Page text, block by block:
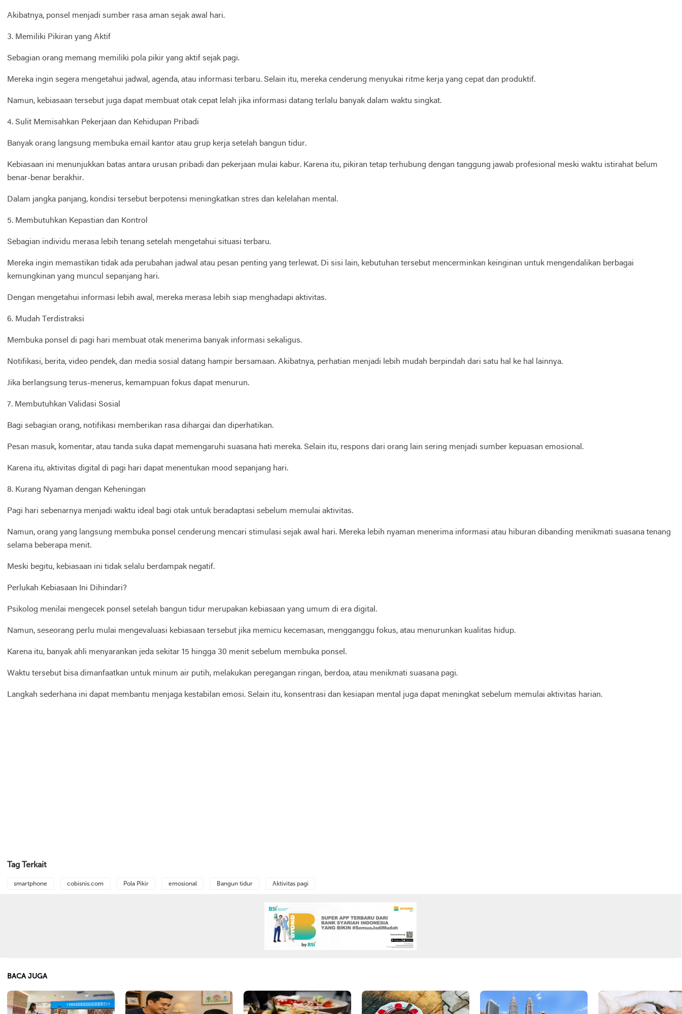
Akibatnya, ponsel menjadi sumber rasa aman sejak awal hari.
3. Memiliki Pikiran yang Aktif
Sebagian orang memang memiliki pola pikir yang aktif sejak pagi.
Mereka ingin segera mengetahui jadwal, agenda, atau informasi terbaru. Selain itu, mereka cenderung menyukai ritme kerja yang cepat dan produktif.
Namun, kebiasaan tersebut juga dapat membuat otak cepat lelah jika informasi datang terlalu banyak dalam waktu singkat.
4. Sulit Memisahkan Pekerjaan dan Kehidupan Pribadi
Banyak orang langsung membuka email kantor atau grup kerja setelah bangun tidur.
Kebiasaan ini menunjukkan batas antara urusan pribadi dan pekerjaan mulai kabur. Karena itu, pikiran tetap terhubung dengan tanggung jawab profesional meski waktu istirahat belum
benar-benar berakhir.
Dalam jangka panjang, kondisi tersebut berpotensi meningkatkan stres dan kelelahan mental.
5. Membutuhkan Kepastian dan Kontrol
Sebagian individu merasa lebih tenang setelah mengetahui situasi terbaru.
Mereka ingin memastikan tidak ada perubahan jadwal atau pesan penting yang terlewat. Di sisi lain, kebutuhan tersebut mencerminkan keinginan untuk mengendalikan berbagai
kemungkinan yang muncul sepanjang hari.
Dengan mengetahui informasi lebih awal, mereka merasa lebih siap menghadapi aktivitas.
6. Mudah Terdistraksi
Membuka ponsel di pagi hari membuat otak menerima banyak informasi sekaligus.
Notifikasi, berita, video pendek, dan media sosial datang hampir bersamaan. Akibatnya, perhatian menjadi lebih mudah berpindah dari satu hal ke hal lainnya.
Jika berlangsung terus-menerus, kemampuan fokus dapat menurun.
7. Membutuhkan Validasi Sosial
Bagi sebagian orang, notifikasi memberikan rasa dihargai dan diperhatikan.
Pesan masuk, komentar, atau tanda suka dapat memengaruhi suasana hati mereka. Selain itu, respons dari orang lain sering menjadi sumber kepuasan emosional.
Karena itu, aktivitas digital di pagi hari dapat menentukan mood sepanjang hari.
8. Kurang Nyaman dengan Keheningan
Pagi hari sebenarnya menjadi waktu ideal bagi otak untuk beradaptasi sebelum memulai aktivitas.
Namun, orang yang langsung membuka ponsel cenderung mencari stimulasi sejak awal hari. Mereka lebih nyaman menerima informasi atau hiburan dibanding menikmati suasana tenang
selama beberapa menit.
Meski begitu, kebiasaan ini tidak selalu berdampak negatif.
Perlukah Kebiasaan Ini Dihindari?
Psikolog menilai mengecek ponsel setelah bangun tidur merupakan kebiasaan yang umum di era digital.
Namun, seseorang perlu mulai mengevaluasi kebiasaan tersebut jika memicu kecemasan, mengganggu fokus, atau menurunkan kualitas hidup.
Karena itu, banyak ahli menyarankan jeda sekitar 15 hingga 30 menit sebelum membuka ponsel.
Waktu tersebut bisa dimanfaatkan untuk minum air putih, melakukan peregangan ringan, berdoa, atau menikmati suasana pagi.
Langkah sederhana ini dapat membantu menjaga kestabilan emosi. Selain itu, konsentrasi dan kesiapan mental juga dapat meningkat sebelum memulai aktivitas harian.
Tag Terkait
smartphone cobisnis.com Pola Pikir emosional Bangun tidur Aktivitas pagi
BACA JUGA